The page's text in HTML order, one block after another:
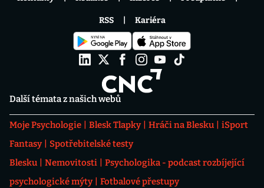
Další témata z našich webů
Moje Psychologie Blesk Tlapky Hráči na Blesku
iSport
Fantasy
Spotřebitelské testy
Blesku
Nemovitosti
Psychologika - podcast rozbíjející
psychologické mýty
Fotbalové přestupy
RSS Kariéra